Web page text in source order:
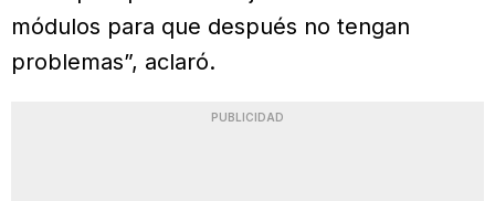
módulos para que después no tengan
problemas”, aclaró.
PUBLICIDAD